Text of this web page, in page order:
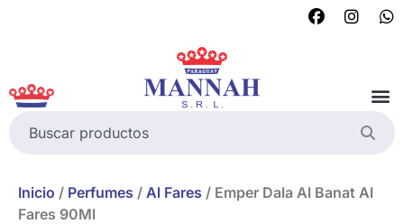
Inicio / Perfumes / Al Fares / Emper Dala Al Banat Al
Fares 90Ml